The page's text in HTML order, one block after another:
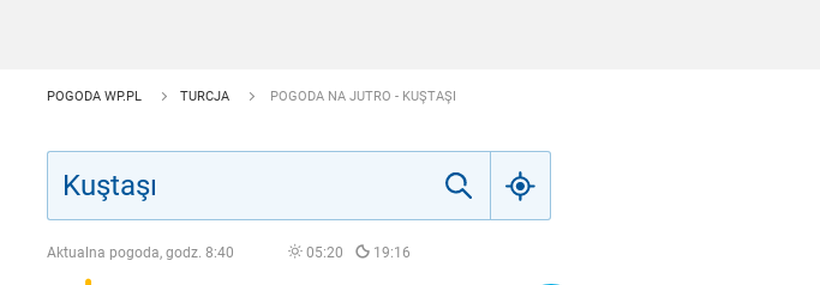
POGODA WP.PL TURCJA POGODA NA JUTRO - KUŞTAŞI
Aktualna pogoda, godz. 8:40 05:20 19:16